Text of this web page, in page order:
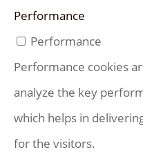
Performance
Performance
Performance cookies
analyze the key
which helps in
for the visitors.